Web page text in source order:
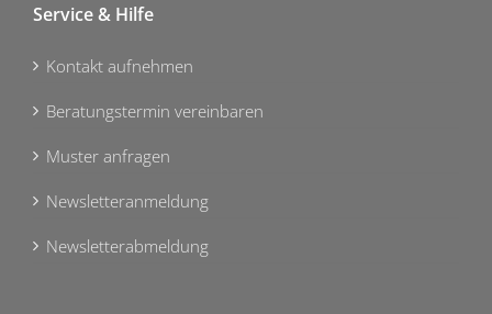
Service & Hilfe
Kontakt aufnehmen
Beratungstermin vereinbaren
Muster anfragen
Newsletteranmeldung
Newsletterabmeldung